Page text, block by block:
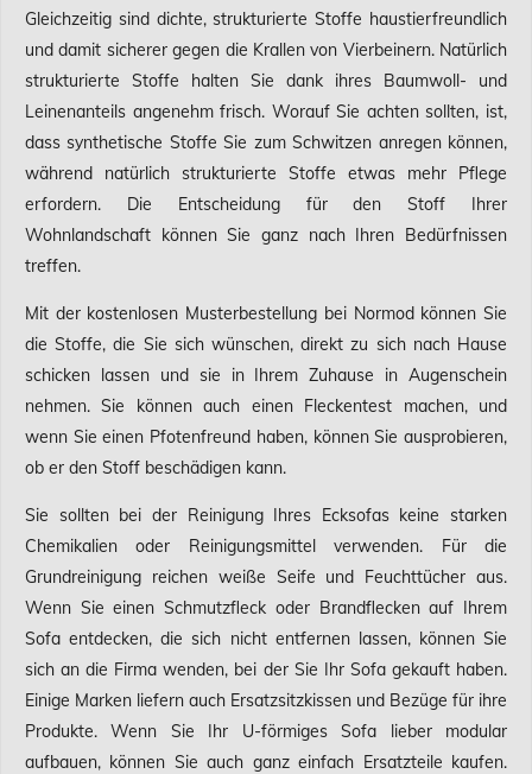
Gleichzeitig sind dichte, strukturierte Stoffe haustierfreundlich
und damit sicherer gegen die Krallen von Vierbeinern. Natürlich
strukturierte Stoffe halten Sie dank ihres Baumwoll- und
Leinenanteils angenehm frisch. Worauf Sie achten sollten, ist,
dass synthetische Stoffe Sie zum Schwitzen anregen können,
während natürlich strukturierte Stoffe etwas mehr Pflege
erfordern. Die Entscheidung für den Stoff Ihrer
Wohnlandschaft können Sie ganz nach Ihren Bedürfnissen
treffen.
Mit der kostenlosen Musterbestellung bei Normod können Sie
die Stoffe, die Sie sich wünschen, direkt zu sich nach Hause
schicken lassen und sie in Ihrem Zuhause in Augenschein
nehmen. Sie können auch einen Fleckentest machen, und
wenn Sie einen Pfotenfreund haben, können Sie ausprobieren,
ob er den Stoff beschädigen kann.
Sie sollten bei der Reinigung Ihres Ecksofas keine starken
Chemikalien oder Reinigungsmittel verwenden. Für die
Grundreinigung reichen weiße Seife und Feuchttücher aus.
Wenn Sie einen Schmutzfleck oder Brandflecken auf Ihrem
Sofa entdecken, die sich nicht entfernen lassen, können Sie
sich an die Firma wenden, bei der Sie Ihr Sofa gekauft haben.
Einige Marken liefern auch Ersatzsitzkissen und Bezüge für ihre
Produkte. Wenn Sie Ihr U-förmiges Sofa lieber modular
aufbauen, können Sie auch ganz einfach Ersatzteile kaufen.